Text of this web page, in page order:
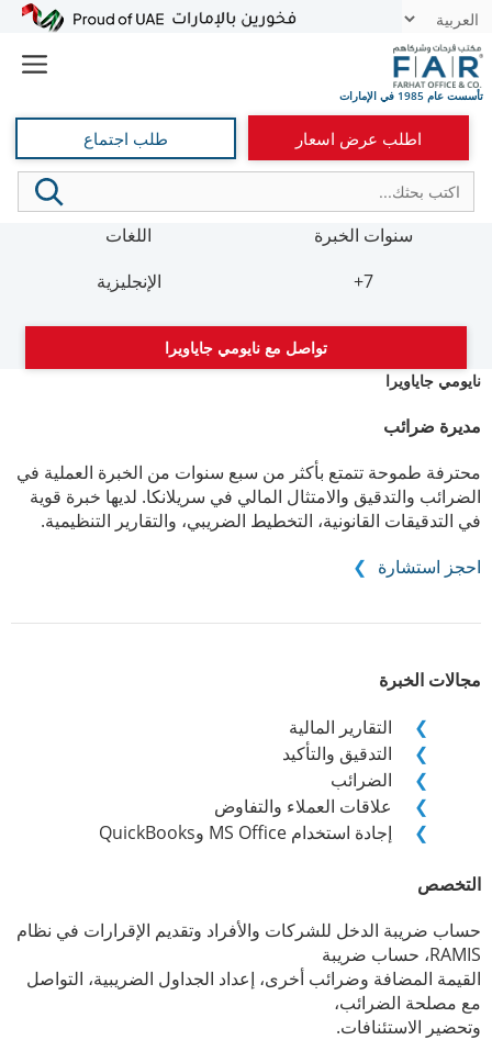
انتقل
المحتوى
اطلب عرض اسعار طلب اجتماع
اللغات
الإنجليزية
سنوات الخبرة
7+
تواصل مع نايومي جاياويرا
نايومي جاياويرا
مديرة ضرائب
محترفة طموحة تتمتع بأكثر من سبع سنوات من الخبرة العملية في
الضرائب والتدقيق والامتثال المالي في سريلانكا. لديها خبرة قوية
في التدقيقات القانونية، التخطيط الضريبي، والتقارير التنظيمية.
احجز استشارة
مجالات الخبرة
التقارير المالية
التدقيق والتأكيد
الضرائب
علاقات العملاء والتفاوض
إجادة استخدام MS Office وQuickBooks
التخصص
حساب ضريبة الدخل للشركات والأفراد وتقديم الإقرارات في نظام
RAMIS، حساب ضريبة
القيمة المضافة وضرائب أخرى، إعداد الجداول الضريبية، التواصل
مع مصلحة الضرائب،
وتحضير الاستئنافات.